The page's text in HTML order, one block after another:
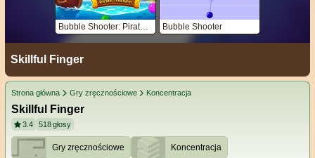
Bubble Shooter: Pirate Treasures Bubble Shooter
Skillful Finger
Strona główna Gry zręcznościowe Koncentracja
Skillful Finger
3.4 518głosy
Gry zręcznościowe Koncentracja